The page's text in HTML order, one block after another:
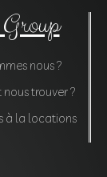
nous ?
trouver ?
à la locations